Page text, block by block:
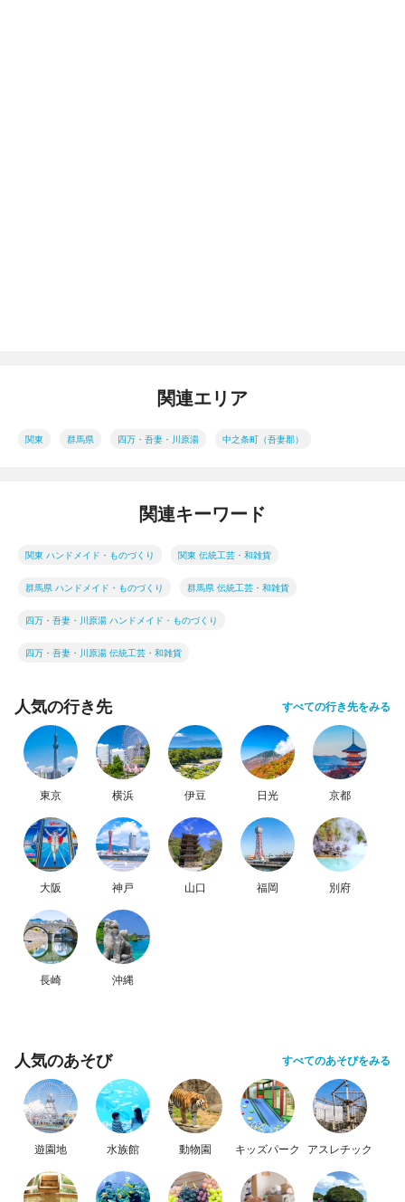
関連エリア
関東 群馬県 四万・吾妻・川原湯 中之条町（吾妻郡）
関連キーワード
関東 ハンドメイド・ものづくり 関東 伝統工芸・和雑貨
群馬県 ハンドメイド・ものづくり 群馬県 伝統工芸・和雑貨
四万・吾妻・川原湯 ハンドメイド・ものづくり
四万・吾妻・川原湯 伝統工芸・和雑貨
人気の行き先 すべての行き先をみる
東京 横浜 伊豆 日光 京都
大阪 神戸 山口 福岡 別府
長崎 沖縄
人気のあそび すべてのあそびをみる
遊園地 水族館 動物園 キッズパーク アスレチック